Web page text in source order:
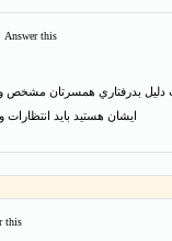
Answer this
دليل بدرفتاري همسرتان مشخص
ايشان هستيد بايد انتظارات
this